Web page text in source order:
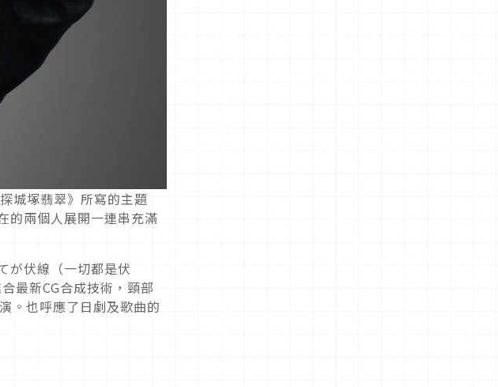
城塚翡翠》所寫的主題
的兩個人展開一連串充滿
が伏線（一切都是伏
最新CG合成技術，頸部
。也呼應了日劇及歌曲的